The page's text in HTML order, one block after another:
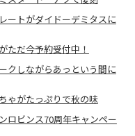
ートがダイドーデミタスに
ただ今予約受付中！
クしながらあっという間に
ゃがたっぷりで秋の味
ロビンス70周年キャンペー